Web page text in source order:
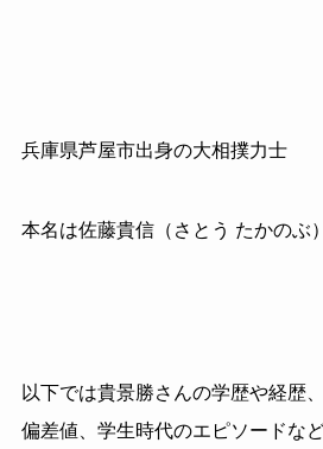
兵庫県芦屋市出身の大相撲力士
本名は佐藤貴信（さとう たかのぶ）
以下では貴景勝さんの学歴や経歴
偏差値、学生時代のエピソードな